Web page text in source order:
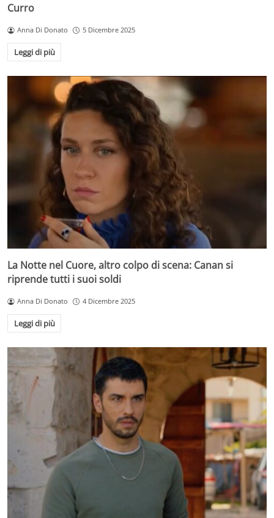
Curro
Anna Di Donato 5 Dicembre 2025
Leggi di più
La Notte nel Cuore, altro colpo di scena: Canan si
riprende tutti i suoi soldi
Anna Di Donato 4 Dicembre 2025
Leggi di più